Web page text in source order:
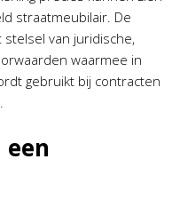
straatmeubilair. De
stelsel van juridische,
waarmee in
gebruikt bij contracten